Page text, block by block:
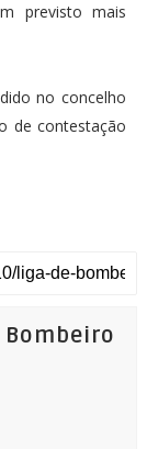
previsto mais
no concelho
de contestação